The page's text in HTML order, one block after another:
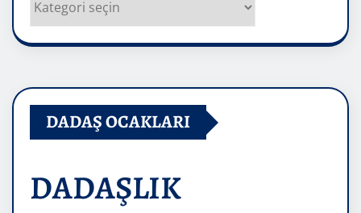
DADAŞ OCAKLARI
DADAŞLIK